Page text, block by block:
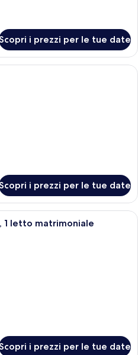
i prezzi per le tue date
Una camera d'albergo con un letto,
i prezzi per le tue date
Una camera da letto con un letto,
1 letto matrimoniale
i prezzi per le tue date